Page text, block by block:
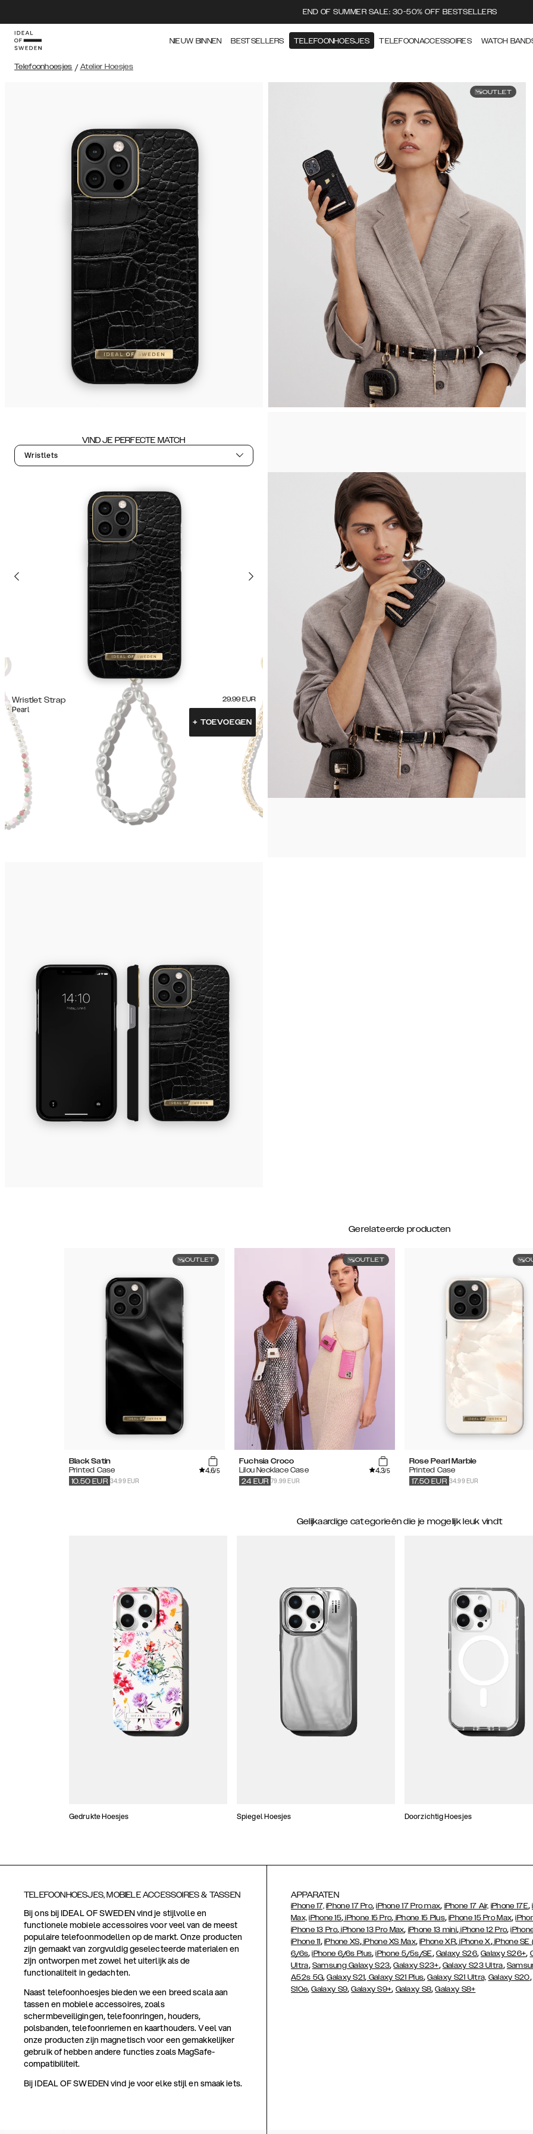
END OF SUMMER SALE: 30-50% OFF BESTSELLERS
NIEUW BINNEN BESTSELLERS TELEFOONHOESJES TELEFOONACCESSOIRES WATCH
Telefoonhoesjes / Atelier Hoesjes
OUTLET
VIND JE PERFECTE MATCH
Wristlets
Wristlet Strap
Pearl
29.99 EUR
+ TOEVOEGEN
Gerelateerde producten
OUTLET
Black Satin
Printed Case
4.6/5
34.99 EUR
10.50 EUR
OUTLET
Fuchsia Croco
Lilou Necklace Case
4.3/5
79.99 EUR
24 EUR
Rose Pearl Marble
Printed Case
34.99 EUR
17.50 EUR
Gelijkaardige categorieën die je mogelijk leuk vindt
Gedrukte Hoesjes Spiegel Hoesjes Doorzichtig Hoesjes
TELEFOONHOESJES, MOBIELE ACCESSOIRES & TASSEN
Bij ons bij IDEAL OF SWEDEN vind je stijlvolle en
functionele mobiele accessoires voor veel van de meest
populaire telefoonmodellen op de markt. Onze producten
zijn gemaakt van zorgvuldig geselecteerde materialen en
zijn ontworpen met zowel het uiterlijk als de
functionaliteit in gedachten.
Naast telefoonhoesjes bieden we een breed scala aan
tassen en mobiele accessoires, zoals
schermbeveiligingen, telefoonringen, houders,
polsbanden, telefoonriemen en kaarthouders. Veel van
onze producten zijn magnetisch voor een gemakkelijker
gebruik of hebben andere functies zoals MagSafe-
compatibiliteit.
Bij IDEAL OF SWEDEN vind je voor elke stijl en smaak iets.
APPARATEN
iPhone 17, iPhone 17 Pro,iPhone 17 Pro max, iPhone 17 Air, iPhone 17E,
Max, iPhone 15, iPhone 15 Pro, iPhone 15 Plus,iPhone 15 Pro Max,
iPhone 13 Pro, iPhone 13 Pro Max, iPhone 13 mini,iPhone 12 Pro,
iPhone 11, iPhone XS,iPhone XS Max,iPhone XR,iPhone X,iPhone
6/6s,iPhone 6/6s Plus,iPhone 5/5s/SE, Galaxy S26,Galaxy S26+,
Ultra, Samsung Galaxy S23,Galaxy S23+, Galaxy S23 Ultra,
A52s 5G,Galaxy S21, Galaxy S21 Plus,Galaxy S21 Ultra, Galaxy S20,
S10e,Galaxy S9,Galaxy S9+, Galaxy S8,Galaxy S8+